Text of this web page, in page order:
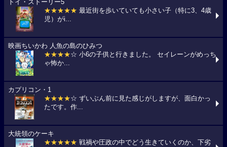
トイ・ストーリー5
★★★★★ 最近街を歩いていても小さい子（特に3、4歳
児）がi...
映画ちいかわ 人魚の島のひみつ
★★★★☆ 小6の子供と行きました。 セイレーンがめっち
ゃ怖か...
カプリコン・1
★★★★☆ ずいぶん前に見た感じがしますが、面白かっ
たです。作...
大統領のケーキ
★★★★★ 戦禍や圧政の中でどう生きていくのか、下劣